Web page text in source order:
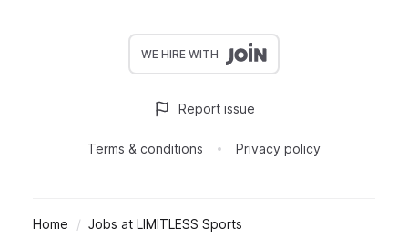
WE HIRE WITH
Terms & conditions Privacy policy
Report issue
Home Jobs at LIMITLESS Sports